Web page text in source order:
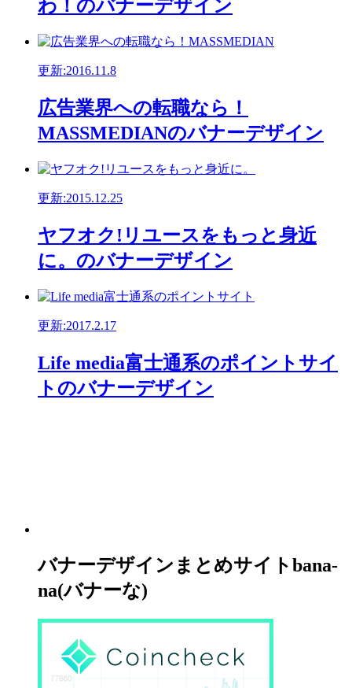
わ！のバナーデザイン
更新:2016.11.8
広告業界への転職なら！
MASSMEDIANのバナーデザイン
更新:2015.12.25
ヤフオク!リユースをもっと身近
に。のバナーデザイン
更新:2017.2.17
Life media富士通系のポイントサイ
トのバナーデザイン
バナーデザインまとめサイトbana-
na(バナーな)